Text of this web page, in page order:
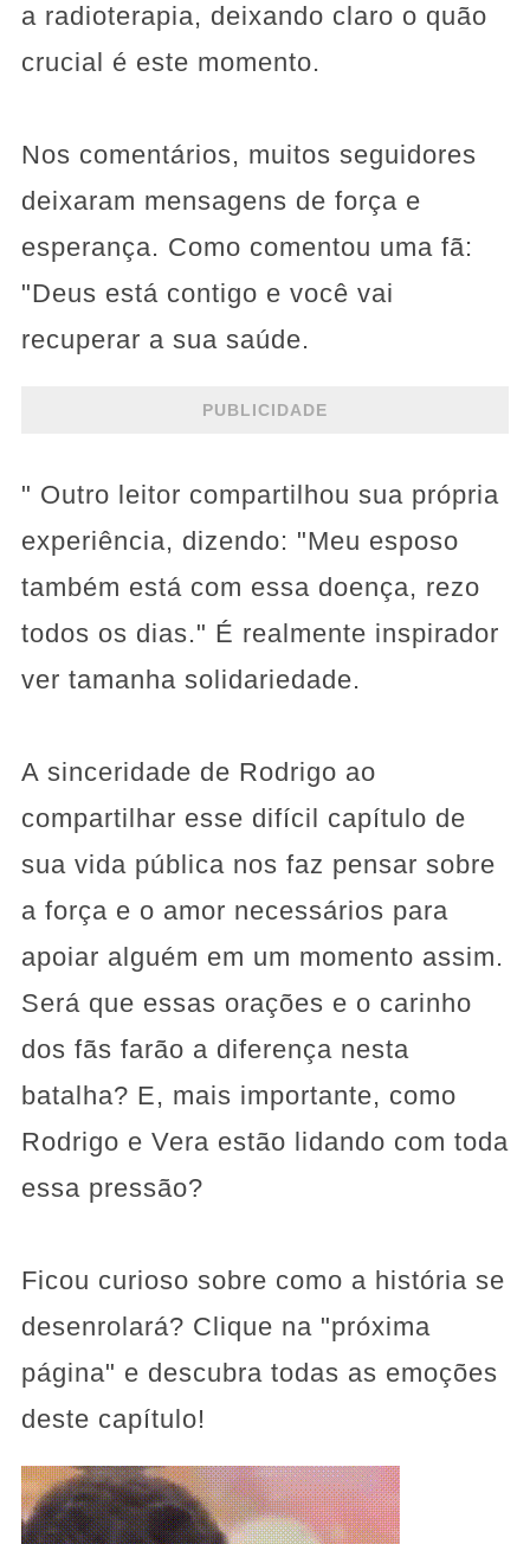
a radioterapia, deixando claro o quão
crucial é este momento.
Nos comentários, muitos seguidores
deixaram mensagens de força e
esperança. Como comentou uma fã:
"Deus está contigo e você vai
recuperar a sua saúde.
PUBLICIDADE
" Outro leitor compartilhou sua própria
experiência, dizendo: "Meu esposo
também está com essa doença, rezo
todos os dias." É realmente inspirador
ver tamanha solidariedade.
A sinceridade de Rodrigo ao
compartilhar esse difícil capítulo de
sua vida pública nos faz pensar sobre
a força e o amor necessários para
apoiar alguém em um momento assim.
Será que essas orações e o carinho
dos fãs farão a diferença nesta
batalha? E, mais importante, como
Rodrigo e Vera estão lidando com toda
essa pressão?
Ficou curioso sobre como a história se
desenrolará? Clique na "próxima
página" e descubra todas as emoções
deste capítulo!